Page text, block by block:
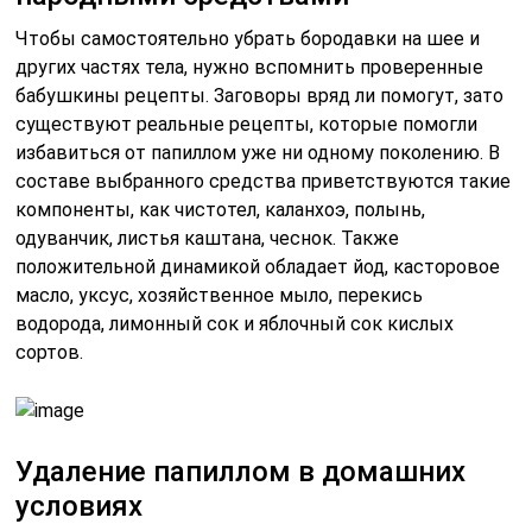
Чтобы самостоятельно убрать бородавки на шее и
других частях тела, нужно вспомнить проверенные
бабушкины рецепты. Заговоры вряд ли помогут, зато
существуют реальные рецепты, которые помогли
избавиться от папиллом уже ни одному поколению. В
составе выбранного средства приветствуются такие
компоненты, как чистотел, каланхоэ, полынь,
одуванчик, листья каштана, чеснок. Также
положительной динамикой обладает йод, касторовое
масло, уксус, хозяйственное мыло, перекись
водорода, лимонный сок и яблочный сок кислых
сортов.
Удаление папиллом в домашних
условиях